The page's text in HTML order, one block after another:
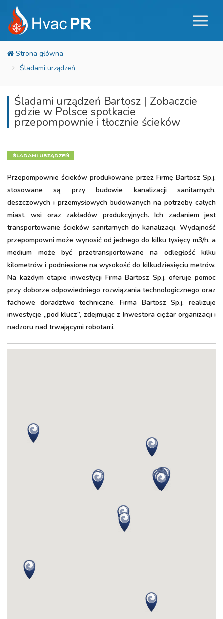
Śladami urządzeń
Śladami urządzeń Bartosz | Zobaczcie
gdzie w Polsce spotkacie
przepompownie i tłocznie ścieków
ŚLADAMI URZĄDZEŃ
Przepompownie ścieków produkowane przez Firmę Bartosz Sp.j.
stosowane są przy budowie kanalizacji sanitarnych,
deszczowych i przemysłowych budowanych na potrzeby całych
miast, wsi oraz zakładów produkcyjnych. Ich zadaniem jest
transportowanie ścieków sanitarnych do kanalizacji. Wydajność
przepompowni może wynosić od jednego do kilku tysięcy m3/h, a
medium może być przetransportowane na odległość kilku
kilometrów i podniesione na wysokość do kilkudziesięciu metrów.
Na każdym etapie inwestycji Firma Bartosz Sp.j. oferuje pomoc
przy doborze odpowiedniego rozwiązania technologicznego oraz
fachowe doradztwo techniczne. Firma Bartosz Sp.j. realizuje
inwestycje „pod klucz”, zdejmując z Inwestora ciężar organizacji i
nadzoru nad trwającymi robotami.